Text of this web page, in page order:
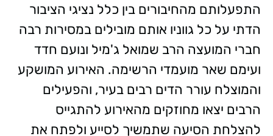
התפעלותם מהחיבורים בין כלל נציגי הציבור
הדתי על כל גווניו אותם מובילים במסירות רבה
חברי המועצה הרב שמואל ג'מיל ונועם חדד
ועימם שאר מועמדי הרשימה. האירוע המושקע
והמוצלח עורר הדים רבים בעיר, והפעילים
הרבים יצאו מחוזקים מהאירוע להתגייס
להצלחת הסיעה שתמשיך לסייע ולפתח את